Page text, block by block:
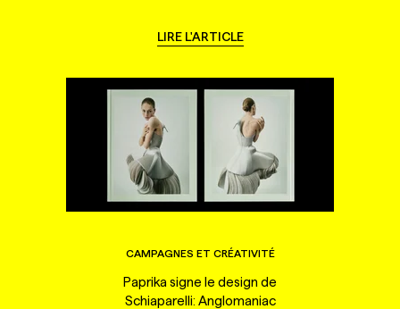
LIRE L'ARTICLE
CAMPAGNES ET CRÉATIVITÉ
Paprika signe le design de
Schiaparelli: Anglomaniac